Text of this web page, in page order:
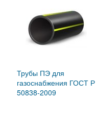
Трубы ПЭ для
газоснабжения ГОСТ Р
50838-2009